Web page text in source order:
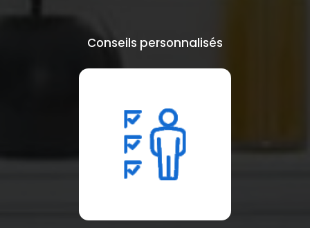
Conseils personnalisés